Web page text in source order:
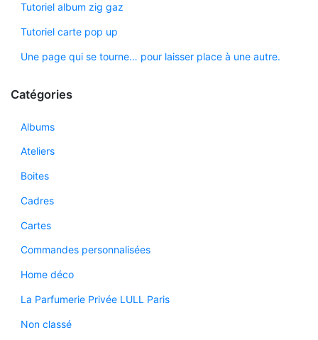
Tutoriel album zig gaz
Tutoriel carte pop up
Une page qui se tourne… pour laisser place à une autre.
Catégories
Albums
Ateliers
Boites
Cadres
Cartes
Commandes personnalisées
Home déco
La Parfumerie Privée LULL Paris
Non classé